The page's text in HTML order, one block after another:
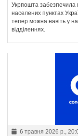
Укрпошта забезпечила
населених пунктах
тепер можна навіть у
відділеннях.
6 травня 2026 р.,